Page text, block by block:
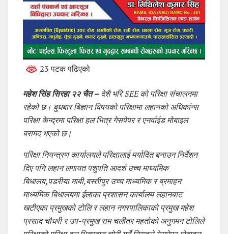
23 पटक पढिएको
महेश सिंह सिरहा २२ चैत –देशै भरि SEE को परिक्षा संचालनमा
रहेको छ। बुधबार बिज्ञान विषयको परिक्षामा लहानको अधिकांन्स
परिक्षा केन्द्रमा परिक्षा हल भित्र गेसपेपर र एनर्वाईड मोबाइल
बरामद भएको छ।
परिक्षा नियन्त्रण कार्यालयले परिक्षालाई मर्यादित बनाउन निर्देशन
दिए पनि लहान लगायत पशुपति आदर्श उच्च माध्यमिक
बिधालय,पडरीया माबी,बस्तीपुर उच्च माध्यमिक र ब्रमाहन
माध्यमिक बिधालयमा ईलाका प्रशासन कार्यालय लहानबाट
खटीएका प्रमुखको टोलि र लहान नगरपालिकाको प्रमुख महेश
प्रसाद चौधरी र उप-प्रमुख राम चलीतर महतोको अनुगमन टोलिले